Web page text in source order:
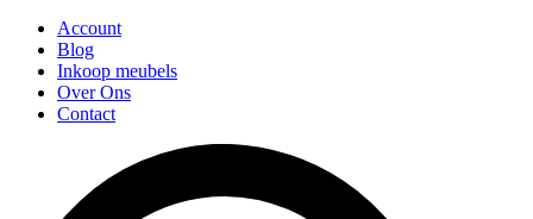
Account
Blog
Inkoop meubels
Over Ons
Contact